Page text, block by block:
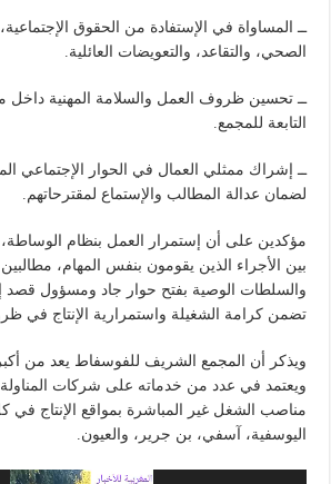
ــ المساواة في الإستفادة من الحقوق
الصحي، والتقاعد، والتعويضات العائلية.
ــ تحسين ظروف العمل والسلامة المهنية داخل
التابعة للمجمع.
ــ إشراك ممثلي العمال في الحوار الإجتماعي
لضمان عدالة المطالب والإستماع لمقترحاتهم.
مؤكدين على أن إستمرار العمل بنظام الوساطة،
بين الأجراء الذين يقومون بنفس المهام،
والسلطات الوصية بفتح حوار جاد ومسؤول قصد
تضمن كرامة الشغيلة واستمرارية الإنتاج في
ويذكر أن المجمع الشريف للفوسفاط يعد من
ويعتمد في عدد من خدماته على شركات المناولة
مناصب الشغل غير المباشرة بمواقع الإنتاج في
اليوسفية، آسفي، بن جرير، والعيون.